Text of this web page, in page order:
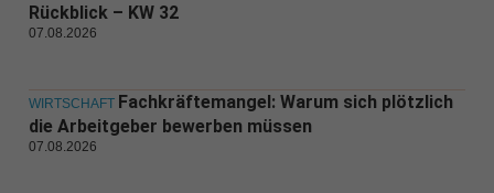
Rückblick – KW 32
07.08.2026
WIRTSCHAFT Fachkräftemangel: Warum sich plötzlich
die Arbeitgeber bewerben müssen
07.08.2026